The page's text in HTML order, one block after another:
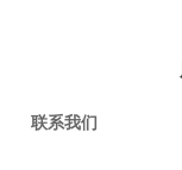
联系我们